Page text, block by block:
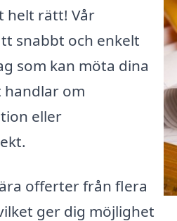
helt rätt! Vår
snabbt och enkelt
som kan möta dina
handlar om
eller
offerter från flera
ger dig möjlighet